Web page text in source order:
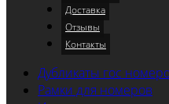
Доставка
Отзывы
Контакты
Дубликаты гос
Рамки для номеров